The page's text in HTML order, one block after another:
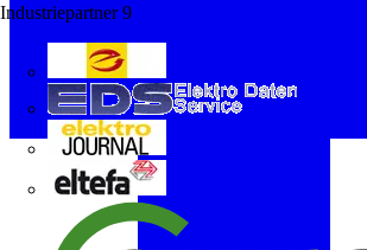
Industriepartner 9